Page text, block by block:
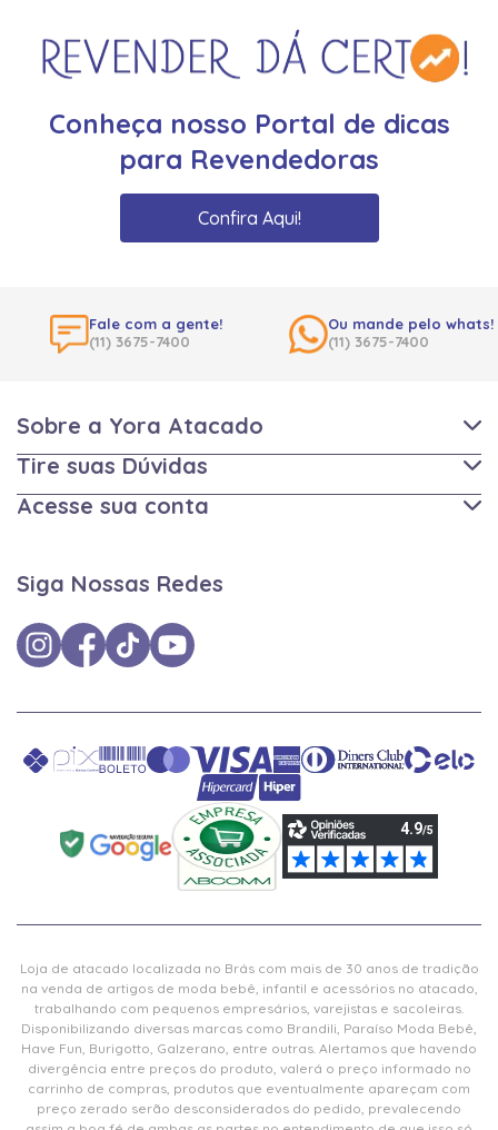
Conheça nosso Portal de dicas
para Revendedoras
Confira Aqui!
Fale com a gente!
(11) 3675-7400
Ou mande pelo whats!
(11) 3675-7400
Sobre a Yora Atacado
Tire suas Dúvidas
Acesse sua conta
Siga Nossas Redes
Loja de atacado localizada no Brás com mais de 30 anos de tradição
na venda de artigos de moda bebê, infantil e acessórios no atacado,
trabalhando com pequenos empresários, varejistas e sacoleiras.
Disponibilizando diversas marcas como Brandili, Paraíso Moda Bebê,
Have Fun, Burigotto, Galzerano, entre outras. Alertamos que havendo
divergência entre preços do produto, valerá o preço informado no
carrinho de compras, produtos que eventualmente apareçam com
preço zerado serão desconsiderados do pedido, prevalecendo